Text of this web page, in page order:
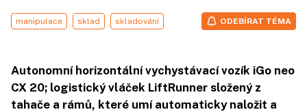
manipulace sklad skladování ODEBÍRAT TÉMA
Autonomní horizontální vychystávací vozík iGo neo
CX 20; logistický vláček LiftRunner složený z
tahače a rámů, které umí automaticky naložit a